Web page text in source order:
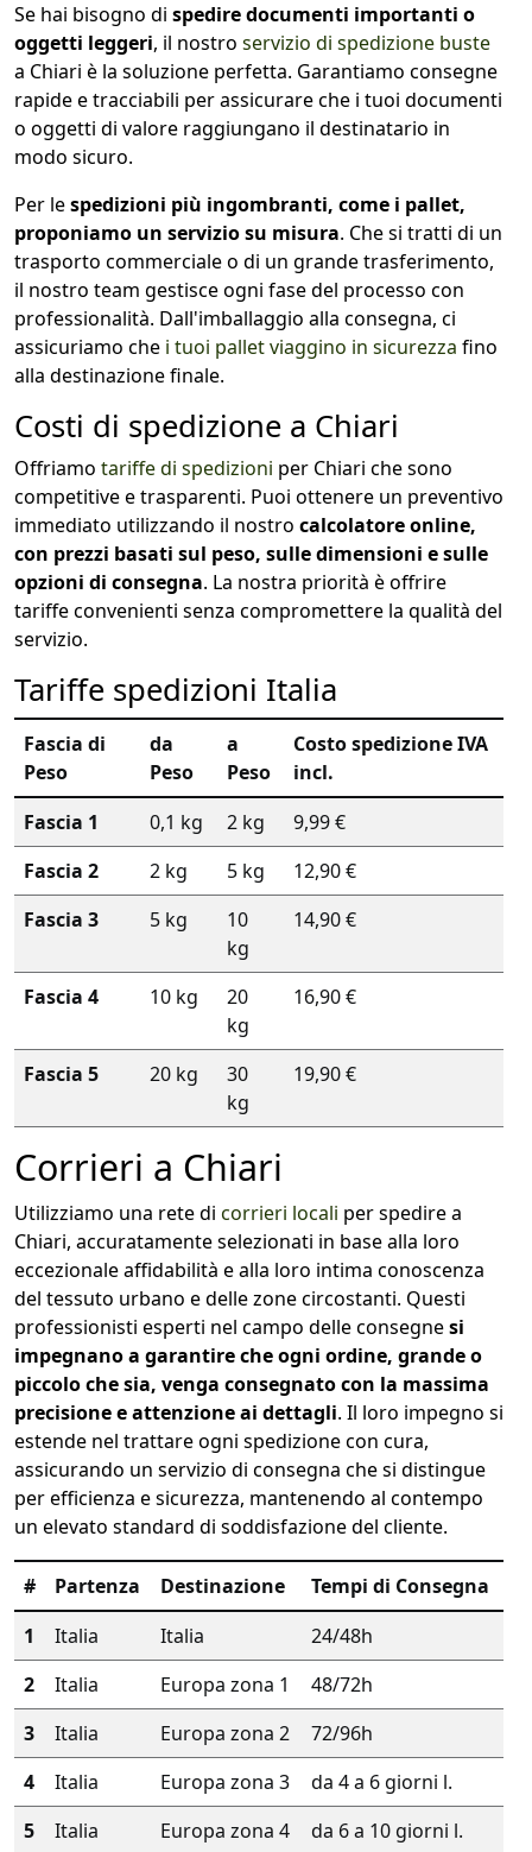
Se hai bisogno di spedire documenti importanti o
oggetti leggeri, il nostro servizio di spedizione buste
a Chiari è la soluzione perfetta. Garantiamo consegne
rapide e tracciabili per assicurare che i tuoi documenti
o oggetti di valore raggiungano il destinatario in
modo sicuro.
Per lespedizioni più ingombranti, come i pallet,
proponiamo un servizio su misura. Che si tratti di un
trasporto commerciale o di un grande trasferimento,
il nostro team gestisce ogni fase del processo con
professionalità. Dall'imballaggio alla consegna, ci
assicuriamo che i tuoi pallet viaggino in sicurezza fino
alla destinazione finale.
Costi di spedizione a Chiari
Offriamo tariffe di spedizioni per Chiari che sono
competitive e trasparenti. Puoi ottenere un preventivo
immediato utilizzando il nostro calcolatore online,
con prezzi basati sul peso, sulle dimensioni e sulle
opzioni di consegna. La nostra priorità è offrire
tariffe convenienti senza compromettere la qualità del
servizio.
Tariffe spedizioni Italia
Fascia di
Peso
da
Peso
a
Peso
Costo spedizione IVA
incl.
Fascia 1
0,1 kg 2 kg
9,99 €
Fascia 2
2 kg 5 kg
12,90 €
Fascia 3
5 kg
10
kg
14,90 €
Fascia 4 10 kg
20
kg
16,90 €
Fascia 5 20 kg
30
kg
19,90 €
Corrieri a Chiari
Utilizziamo una rete di corrieri locali per spedire a
Chiari, accuratamente selezionati in base alla loro
eccezionale affidabilità e alla loro intima conoscenza
del tessuto urbano e delle zone circostanti. Questi
professionisti esperti nel campo delle consegnesi
impegnano a garantire che ogni ordine, grande o
piccolo che sia, venga consegnato con la massima
precisione e attenzione ai dettagli. Il loro impegno si
estende nel trattare ogni spedizione con cura,
assicurando un servizio di consegna che si distingue
per efficienza e sicurezza, mantenendo al contempo
un elevato standard di soddisfazione del cliente.
# Partenza Destinazione
Tempi di Consegna
1
Italia Italia
24/48h
2
Italia Europa zona 1
48/72h
3
Italia Europa zona 2
72/96h
4
Italia Europa zona 3
da 4 a 6 giorni l.
5
Italia Europa zona 4 da 6 a 10 giorni l.